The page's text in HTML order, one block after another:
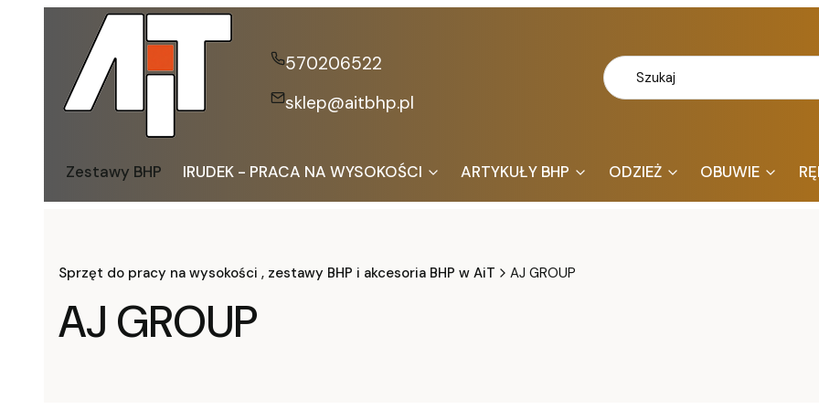
570206522
sklep@aitbhp.pl
Zestawy BHP IRUDEK - PRACA NA WYSOKOŚCI ARTYKUŁY BHP ODZIEŻ OBUWIE
Sprzęt do pracy na wysokości , zestawy BHP i akcesoria BHP w AiT AJ GROUP
AJ GROUP